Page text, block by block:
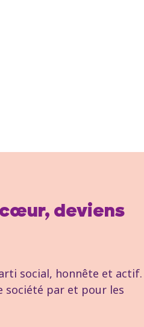
deviens
social, honnête et actif.
société par et pour les